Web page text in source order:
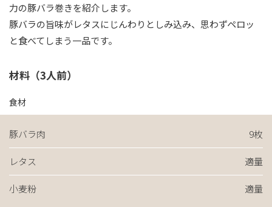
力の豚バラ巻きを紹介します。
豚バラの旨味がレタスにじんわりとしみ込み、思わずペロッ
と食べてしまう一品です。
材料（3人前）
食材
豚バラ肉 9枚
レタス 適量
小麦粉 適量